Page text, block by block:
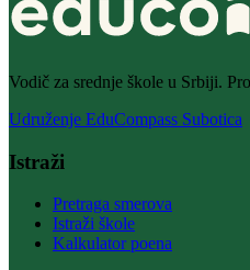
Vodič za srednje škole u Srbiji.
Udruženje EduCompass Subotica
Istraži
Pretraga smerova
Istraži škole
Kalkulator poena